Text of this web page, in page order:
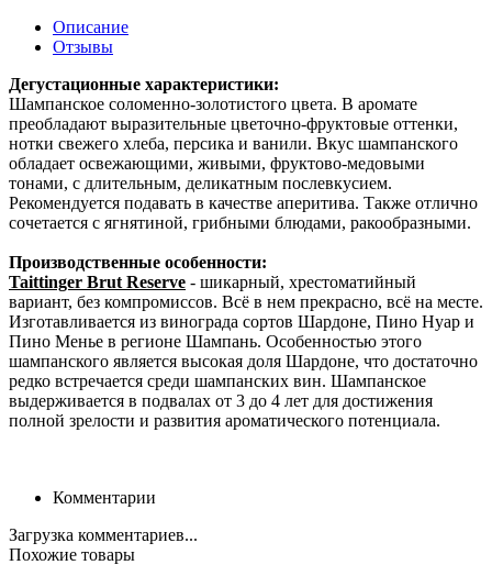
Описание
Отзывы
Дегустационные характеристики:
Шампанское соломенно-золотистого цвета. В аромате
преобладают выразительные цветочно-фруктовые оттенки,
нотки свежего хлеба, персика и ванили. Вкус шампанского
обладает освежающими, живыми, фруктово-медовыми
тонами, с длительным, деликатным послевкусием.
Рекомендуется подавать в качестве аперитива. Также отлично
сочетается с ягнятиной, грибными блюдами, ракообразными.
Производственные особенности:
Taittinger Brut Reserve - шикарный, хрестоматийный
вариант, без компромиссов. Всё в нем прекрасно, всё на месте.
Изготавливается из винограда сортов Шардоне, Пино Нуар и
Пино Менье в регионе Шампань. Особенностью этого
шампанского является высокая доля Шардоне, что достаточно
редко встречается среди шампанских вин. Шампанское
выдерживается в подвалах от 3 до 4 лет для достижения
полной зрелости и развития ароматического потенциала.
Комментарии
Загрузка комментариев...
Похожие товары